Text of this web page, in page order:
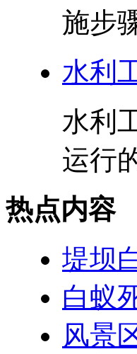
施步
水利
水利
运行
热点内容
堤坝
白蚁
风景